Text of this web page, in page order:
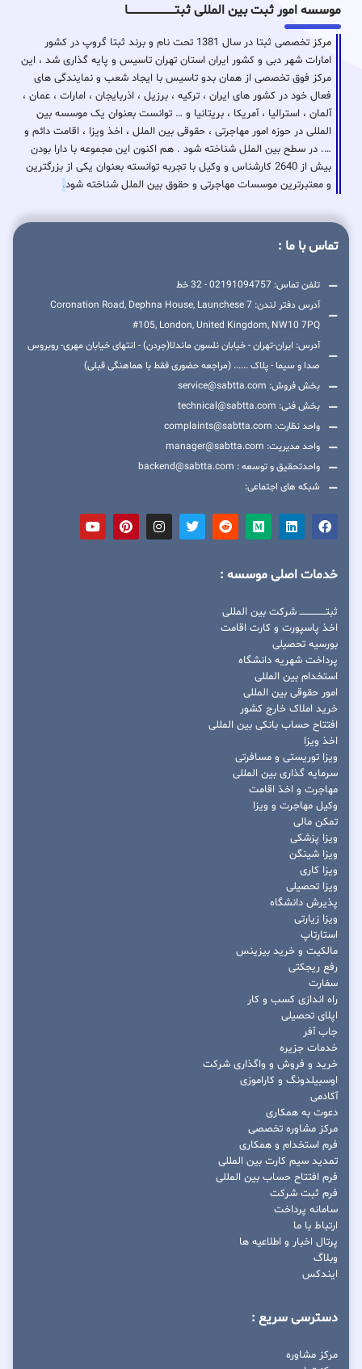
موسسه امور ثبت بین المللی ثبتـــــــــــــــــــــــــــــا
مرکز تخصصی ثبتا در سال 1381 تحت نام و برند ثبتا گروپ در کشور
امارات شهر دبی و کشور ایران استان تهران تاسیس و پایه گذاری شد ، این
مرکز فوق تخصصی از همان بدو تاسیس با ایجاد شعب و نمایندگی های
فعال خود در کشور های ایران ، ترکیه ، برزیل ، اذربایجان ، امارات ، عمان ،
آلمان ، استرالیا ، آمریکا ، بریتانیا و … توانست بعنوان یک موسسه بین
المللی در حوزه امور مهاجرتی ، حقوقی بین الملل ، اخذ ویزا ، اقامت دائم و
…. در سطح بین الملل شناخته شود . هم اکنون این مجموعه با دارا بودن
بیش از 2640 کارشناس و وکیل با تجربه توانسته بعنوان یکی از بزرگترین
و معتبرترین موسسات مهاجرتی و حقوق بین الملل شناخته شود.
تماس با ما :
تلفن تماس: 02191094757 - 32 خط
آدرس دفتر لندن: 7 Coronation Road, Dephna House, Launchese
#105, London, United Kingdom, NW10 7PQ
آدرس: ایران-تهران - خیابان نلسون ماندلا(جردن) - انتهای خیابان مهری- روبروس
صدا و سیما - پلاک ...... (مراجعه حضوری فقط با هماهنگی قبلی)
بخش فروش: service@sabtta.com
بخش فنی: technical@sabtta.com
واحد نظارت: complaints@sabtta.com
واحد مدیریت: manager@sabtta.com
واحدتحقیق و توسعه : backend@sabtta.com
شبکه های اجتماعی:
خدمات اصلی موسسه :
ثبتــــــــــــــــ شرکت بین المللی
اخذ پاسپورت و کارت اقامت
بورسیه تحصیلی
پرداخت شهریه دانشگاه
استخدام بین المللی
امور حقوقی بین المللی
خرید املاک خارج کشور
افتتاح حساب بانکی بین المللی
اخذ ویزا
ویزا توریستی و مسافرتی
سرمایه گذاری بین المللی
مهاجرت و اخذ اقامت
وکیل مهاجرت و ویزا
تمکن مالی
ویزا پزشکی
ویزا شینگن
ویزا کاری
ویزا تحصیلی
پذیرش دانشگاه
ویزا زیارتی
استارتاپ
مالکیت و خرید بیزینس
رفع ریجکتی
سفارت
راه اندازی کسب و کار
اپلای تحصیلی
جاب آفر
خدمات جزیره
خرید و فروش و واگذاری شرکت
اوسبیلدونگ و کاراموزی
آکادمی
دعوت به همکاری
مرکز مشاوره تخصصی
فرم استخدام و همکاری
تمدید سیم کارت بین المللی
فرم افتتاح حساب بین المللی
فرم ثبت شرکت
سامانه پرداخت
ارتباط با ما
پرتال اخبار و اطلاعیه ها
وبلاگ
ایندکس
دسترسی سریع :
مرکز مشاوره